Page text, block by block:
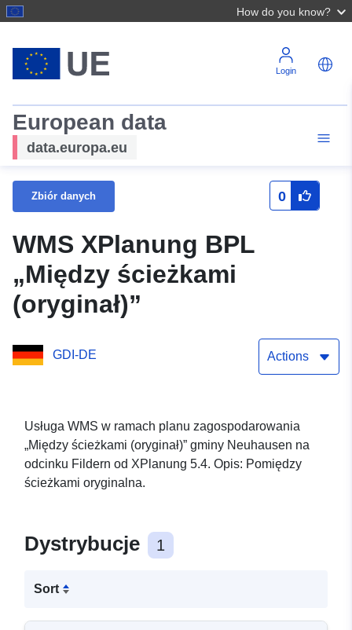
How do you know?
Login
European data
data.europa.eu
Zbiór danych 0
WMS XPlanung BPL
„Między ścieżkami
(oryginał)”
GDI-DE Actions
Usługa WMS w ramach planu zagospodarowania
„Między ścieżkami (oryginał)” gminy Neuhausen na
odcinku Fildern od XPlanung 5.4. Opis: Pomiędzy
ścieżkami oryginalna.
Dystrybucje 1
Sort